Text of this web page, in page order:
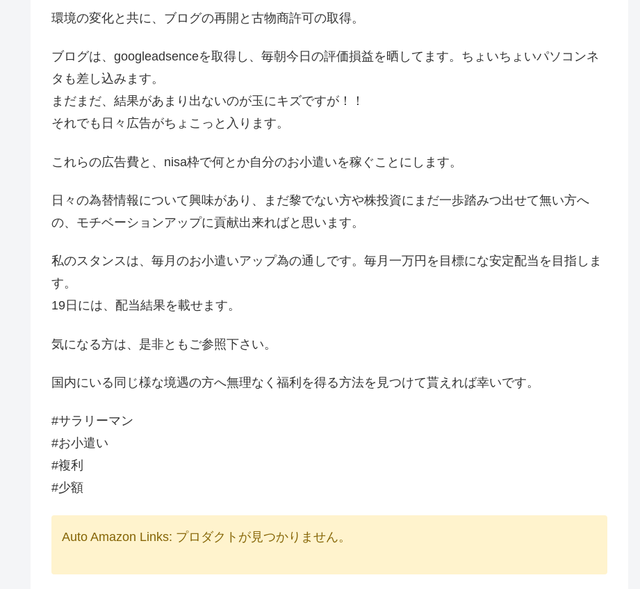
環境の変化と共に、ブログの再開と古物商許可の取得。
ブログは、googleadsenceを取得し、毎朝今日の評価損益を晒してます。ちょいちょいパソコンネ
タも差し込みます。
まだまだ、結果があまり出ないのが玉にキズですが！！
それでも日々広告がちょこっと入ります。
これらの広告費と、nisa枠で何とか自分のお小遣いを稼ぐことにします。
日々の為替情報について興味があり、まだ黎でない方や株投資にまだ一歩踏みつ出せて無い方へ
の、モチベーションアップに貢献出来ればと思います。
私のスタンスは、毎月のお小遣いアップ為の通しです。毎月一万円を目標にな安定配当を目指しま
す。
19日には、配当結果を載せます。
気になる方は、是非ともご参照下さい。
国内にいる同じ様な境遇の方へ無理なく福利を得る方法を見つけて貰えれば幸いです。
#サラリーマン
#お小遣い
#複利
#少額
Auto Amazon Links: プロダクトが見つかりません。